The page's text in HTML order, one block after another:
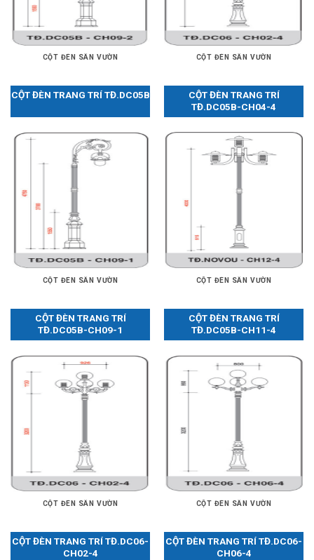
CỘT ĐÈN SÂN VƯỜN
CỘT ĐÈN TRANG TRÍ TĐ.DC05B
CỘT ĐÈN SÂN VƯỜN
CỘT ĐÈN TRANG TRÍ
TĐ.DC05B-CH04-4
CỘT ĐÈN SÂN VƯỜN
CỘT ĐÈN TRANG TRÍ
TĐ.DC05B-CH09-1
CỘT ĐÈN SÂN VƯỜN
CỘT ĐÈN TRANG TRÍ
TĐ.DC05B-CH11-4
CỘT ĐÈN SÂN VƯỜN
CỘT ĐÈN TRANG TRÍ TĐ.DC06-
CH02-4
CỘT ĐÈN SÂN VƯỜN
CỘT ĐÈN TRANG TRÍ TĐ.DC06-
CH06-4